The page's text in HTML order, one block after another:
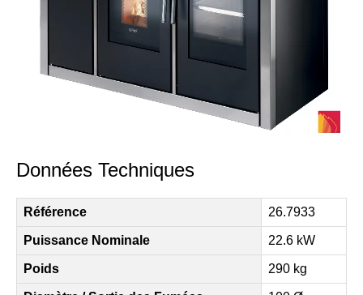
Données Techniques
Référence 26.7933
Puissance Nominale 22.6 kW
Poids 290 kg